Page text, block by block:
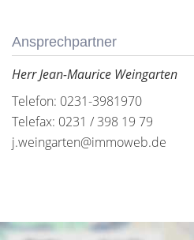
Ansprechpartner
Herr Jean-Maurice Weingarten
Telefon: 0231-3981970
Telefax: 0231 / 398 19 79
j.weingarten@immoweb.de